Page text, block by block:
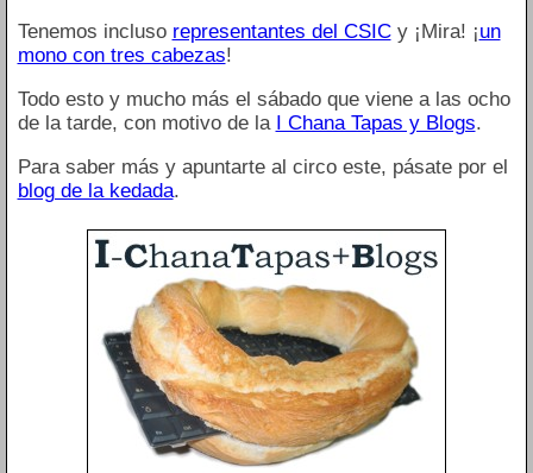
Tenemos incluso representantes del CSICy ¡Mira! ¡un
mono con tres cabezas!
Todo esto y mucho más el sábado que viene a las ocho
de la tarde, con motivo de la I Chana Tapas y Blogs.
Para saber más y apuntarte al circo este, pásate por el
blog de la kedada.